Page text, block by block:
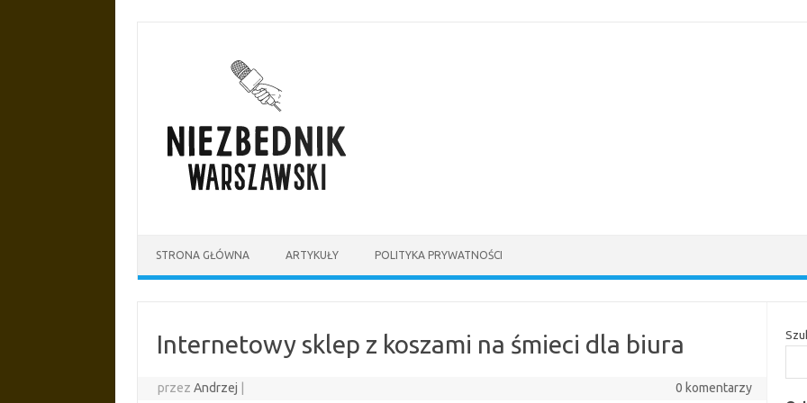
STRONA GŁÓWNA ARTYKUŁY POLITYKA PRYWATNOŚCI
Internetowy sklep z koszami na śmieci dla biura
przezAndrzej 0 komentarzy